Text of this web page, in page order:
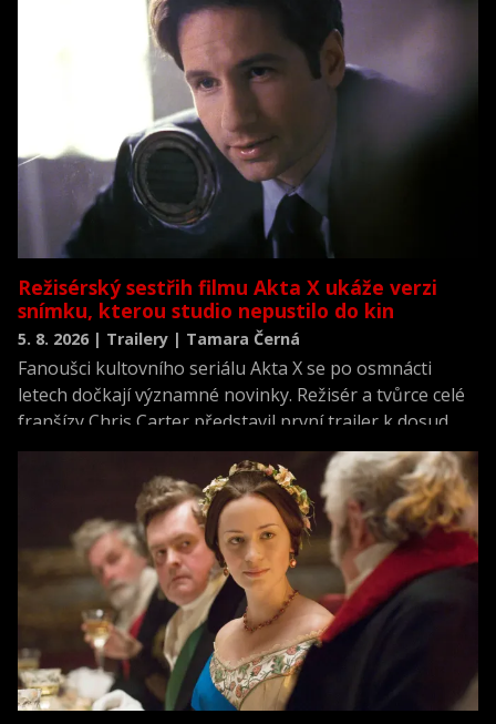
novodobých dějin.
Režisérský sestřih filmu Akta X ukáže verzi
snímku, kterou studio nepustilo do kin
5. 8. 2026 | Trailery | Tamara Černá
Fanoušci kultovního seriálu Akta X se po osmnácti
letech dočkají významné novinky. Režisér a tvůrce celé
franšízy Chris Carter představil první trailer k dosud
neviděné režisérské verzi filmu Akta X: Chci uvěřit.